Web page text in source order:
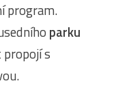
program.
parku
propojí s